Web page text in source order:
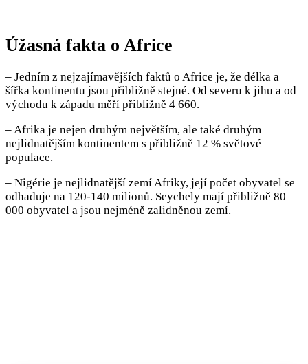
Úžasná fakta o Africe
– Jedním z nejzajímavějších faktů o Africe je, že délka a
šířka kontinentu jsou přibližně stejné. Od severu k jihu a od
východu k západu měří přibližně 4 660.
– Afrika je nejen druhým největším, ale také druhým
nejlidnatějším kontinentem s přibližně 12 % světové
populace.
– Nigérie je nejlidnatější zemí Afriky, její počet obyvatel se
odhaduje na 120-140 milionů. Seychely mají přibližně 80
000 obyvatel a jsou nejméně zalidněnou zemí.